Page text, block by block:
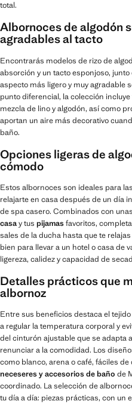
total.
Albornoces de algodón
agradables al tacto
Encontrarás modelos de rizo de
absorción y un tacto esponjoso,
aspecto más ligero y muy agradable
punto diferencial, la colección
mezcla de lino y algodón, así como
aportan un aire más decorativo
baño.
Opciones ligeras de
cómodo
Estos albornoces son ideales para
relajarte en casa después de un día
de spa casero. Combinados con unas
casay tus pijamasfavoritos,
sales de la ducha hasta que te
bien para llevar a un hotel o casa de
ligereza, calidez y capacidad de
Detalles prácticos que
albornoz
Entre sus beneficios destaca el
a regular la temperatura corporal y
del cinturón ajustable que se adapta
renunciar a la comodidad. Los
como blanco, arena o café, fáciles
neceseres y accesorios de baño de
coordinado. La selección de
tu día a día: piezas prácticas, con un